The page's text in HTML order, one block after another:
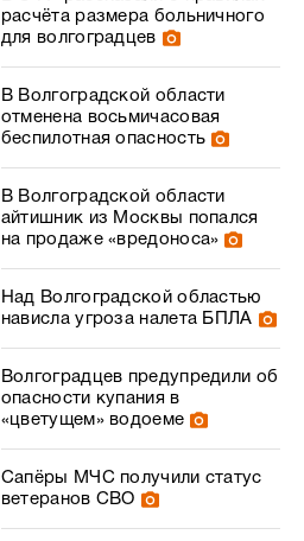
расчёта размера больничного
для волгоградцев
В Волгоградской области
отменена восьмичасовая
беспилотная опасность
В Волгоградской области
айтишник из Москвы попался
на продаже «вредоноса»
Над Волгоградской областью
нависла угроза налета БПЛА
Волгоградцев предупредили об
опасности купания в
«цветущем» водоеме
Сапёры МЧС получили статус
ветеранов СВО